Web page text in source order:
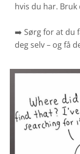
hvis du har. Bruk
➡️ Sørg for at du
deg selv – og få